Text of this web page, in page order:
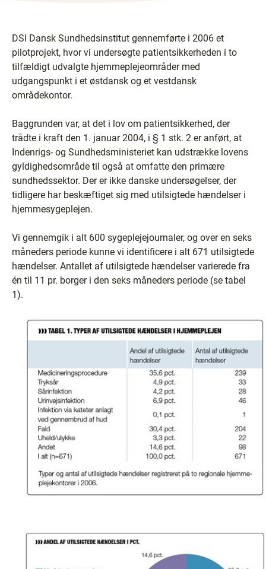
DSI Dansk Sundhedsinstitut gennemførte i 2006 et
pilotprojekt, hvor vi undersøgte patientsikkerheden i to
tilfældigt udvalgte hjemmeplejeområder med
udgangspunkt i et østdansk og et vestdansk
områdekontor.
Baggrunden var, at det i lov om patientsikkerhed, der
trådte i kraft den 1. januar 2004, i § 1 stk. 2 er anført, at
Indenrigs- og Sundhedsministeriet kan udstrække lovens
gyldighedsområde til også at omfatte den primære
sundhedssektor. Der er ikke danske undersøgelser, der
tidligere har beskæftiget sig med utilsigtede hændelser i
hjemmesygeplejen.
Vi gennemgik i alt 600 sygeplejejournaler, og over en seks
måneders periode kunne vi identificere i alt 671 utilsigtede
hændelser. Antallet af utilsigtede hændelser varierede fra
én til 11 pr. borger i den seks måneders periode (se tabel
1).